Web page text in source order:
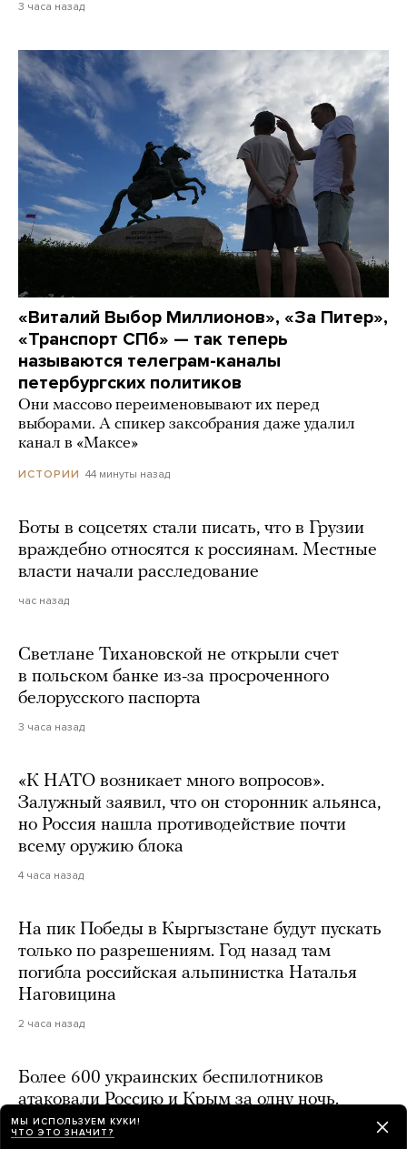
3 часа назад
«Виталий Выбор Миллионов», «За Питер»,
«Транспорт СПб» — так теперь
называются телеграм-каналы
петербургских политиков
Они массово переименовывают их перед
выборами. А спикер заксобрания даже удалил
канал в «Максе»
ИСТОРИИ 44 минуты назад
Боты в соцсетях стали писать, что в Грузии
враждебно относятся к россиянам. Местные
власти начали расследование
час назад
Светлане Тихановской не открыли счет
в польском банке из-за просроченного
белорусского паспорта
3 часа назад
«К НАТО возникает много вопросов».
Залужный заявил, что он сторонник альянса,
но Россия нашла противодействие почти
всему оружию блока
4 часа назад
На пик Победы в Кыргызстане будут пускать
только по разрешениям. Год назад там
погибла российская альпинистка Наталья
Наговицина
2 часа назад
Более 600 украинских беспилотников
атаковали Россию и Крым за одну ночь.
В Тверской области под удар опять попал
склад Wildberries
МЫ ИСПОЛЬЗУЕМ КУКИ!
ЧТО ЭТО ЗНАЧИТ?